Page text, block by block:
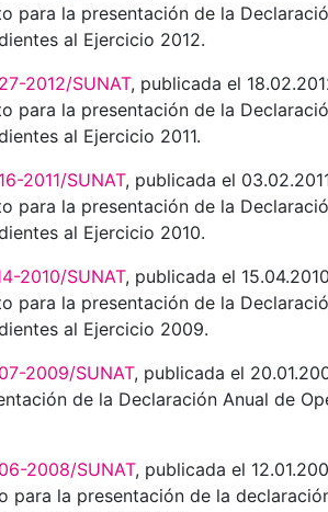
para la presentación de la
al Ejercicio 2012.
2012/SUNAT, publicada el
para la presentación de la
al Ejercicio 2011.
2011/SUNAT, publicada el
para la presentación de la
al Ejercicio 2010.
2010/SUNAT, publicada el 15.04.2010
para la presentación de la
al Ejercicio 2009.
2009/SUNAT, publicada el
de la Declaración Anual de
2008/SUNAT, publicada el
para la presentación de la